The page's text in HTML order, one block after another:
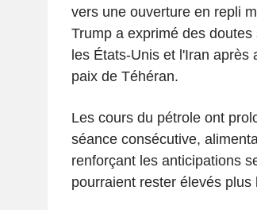
vers une ouverture en repli
Trump a exprimé des
les États-Unis et l'Iran
paix de Téhéran.
Les cours du pétrole ont
séance consécutive,
renforçant les anticipations
pourraient rester élevés plus